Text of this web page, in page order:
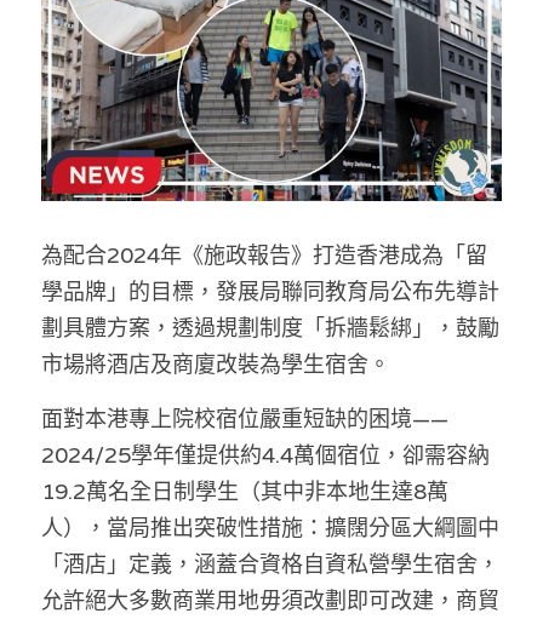
民主派騙案十式
反華推手起底
美西霸凌內幕
美西極權主義
真相直擊
極端暴恐實錄
林淑芳專欄
屈穎妍專欄
朱庭萱專欄
莫綺琪專欄
黃萬成專欄
招國偉專欄
高松傑專欄
林伯強專欄
馮煒光專欄
趙處機專欄
KOL 精選
絕密法庭檔案
醫院口岸爆炸案
屠龍小隊案
黎智英案審訊
支聯會案
35+顛覆案
生活
吃喝玩指南
休閒好介紹
親子
花生仔漫畫週記
關於我們
人才招聘
投稿熱線
商戶合作
支持讚助
條款及細則
關於我們
搜索
繁體中文
繁體中文
English
為配合2024年《施政報告》打造香港成為「留
學品牌」的目標，發展局聯同教育局公布先導計
劃具體方案，透過規劃制度「拆牆鬆綁」，鼓勵
市場將酒店及商廈改裝為學生宿舍。
面對本港專上院校宿位嚴重短缺的困境——
2024/25學年僅提供約4.4萬個宿位，卻需容納
19.2萬名全日制學生（其中非本地生達8萬
人），當局推出突破性措施：擴闊分區大綱圖中
「酒店」定義，涵蓋合資格自資私營學生宿舍，
允許絕大多數商業用地毋須改劃即可改建，商貿